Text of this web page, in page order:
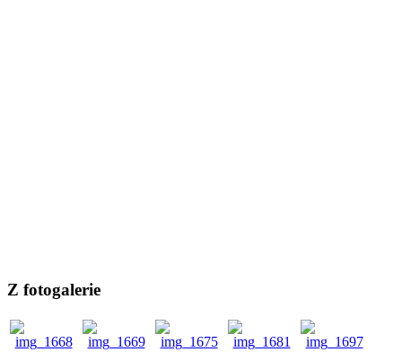
Z fotogalerie